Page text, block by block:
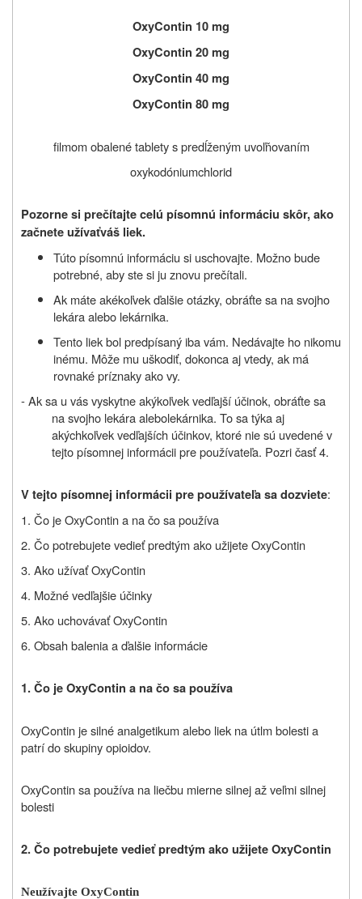
OxyContin 10 mg
OxyContin 20 mg
OxyContin 40 mg
OxyContin 80 mg
filmom obalené tablety s predĺženým uvoľňovaním
oxykodóniumchlorid
Pozorne si prečítajte celú písomnú informáciu skôr, ako
začnete užívaťváš liek.
Túto písomnú informáciu si uschovajte. Možno bude
potrebné, aby ste si ju znovu prečítali.
Ak máte akékoľvek ďalšie otázky, obráťte sa na svojho
lekára alebo lekárnika.
Tento liek bol predpísaný iba vám. Nedávajte ho nikomu
inému. Môže mu uškodiť, dokonca aj vtedy, ak má
rovnaké príznaky ako vy.
- Ak sa u vás vyskytne akýkoľvek vedľajší účinok, obráťte sa
na svojho lekára alebolekárnika. To sa týka aj
akýchkoľvek vedľajších účinkov, ktoré nie sú uvedené v
tejto písomnej informácii pre používateľa. Pozri časť 4.
V tejto písomnej informácii pre používateľa sa dozviete:
1. Čo je OxyContin a na čo sa používa
2. Čo potrebujete vedieť predtým ako užijete OxyContin
3. Ako užívať OxyContin
4. Možné vedľajšie účinky
5. Ako uchovávať OxyContin
6. Obsah balenia a ďalšie informácie
1.Čo je OxyContin a na čo sa používa
OxyContin je silné analgetikum alebo liek na útlm bolesti a
patrí do skupiny opioidov.
OxyContin sa používa na liečbu mierne silnej až veľmi silnej
bolesti
2.Čo potrebujete vedieť predtým ako užijete OxyContin
Neužívajte OxyContin